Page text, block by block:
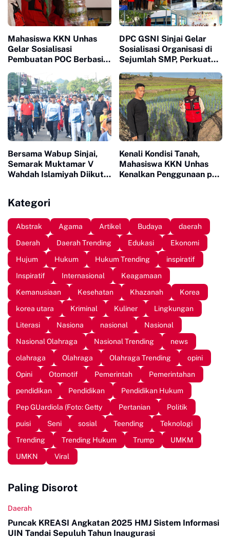
Mahasiswa KKN Unhas
Gelar Sosialisasi
Pembuatan POC Berbasis
Tangga di Bantaeng
DPC GSNI Sinjai Gelar
Sosialisasi Organisasi di
Sejumlah SMP, Perkuat
Kepemimpinan Pelajar
Bersama Wabup Sinjai,
Semarak Muktamar V
Wahdah Islamiyah Diikuti
Kenali Kondisi Tanah,
Mahasiswa KKN Unhas
Kenalkan Penggunaan pH
Kategori
Abstrak Agama Artikel Budaya
daerah
Daerah
Daerah Trending Edukasi
Ekonomi
Hujum
Hukum Hukum Trending
inspiratif
Inspiratif
Internasional
Keagamaan
Kemanusiaan
Kesehatan Khazanah
Korea
korea utara
Kriminal Kuliner
Lingkungan
Literasi
Nasiona nasional
Nasional
Nasional Olahraga
Nasional Trending
news
olahraga
Olahraga Olahraga Trending
opini
Opini
Otomotif Pemerintah
Pemerintahan
pendidikan
Pendidikan
Pendidikan Hukum
Pep GUardiola (Foto: Getty
Pertanian
Politik
puisi
Seni sosial Teending
Teknologi
Trending
Trending Hukum Trump
UMKM
UMKN
Viral
Paling Disorot
Daerah
Puncak KREASI Angkatan 2025 HMJ Sistem Informasi
UIN Tandai Sepuluh Tahun Inaugurasi